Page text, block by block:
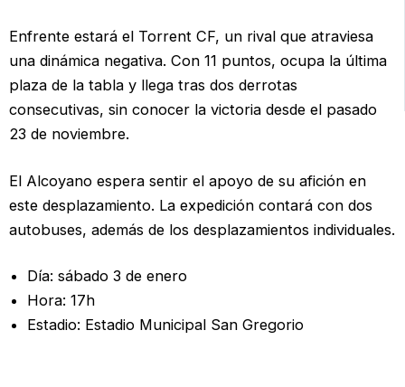
Enfrente estará el Torrent CF, un rival que atraviesa
una dinámica negativa. Con 11 puntos, ocupa la última
plaza de la tabla y llega tras dos derrotas
consecutivas, sin conocer la victoria desde el pasado
23 de noviembre.
El Alcoyano espera sentir el apoyo de su afición en
este desplazamiento. La expedición contará con dos
autobuses, además de los desplazamientos individuales.
Día: sábado 3 de enero
Hora: 17h
Estadio: Estadio Municipal San Gregorio